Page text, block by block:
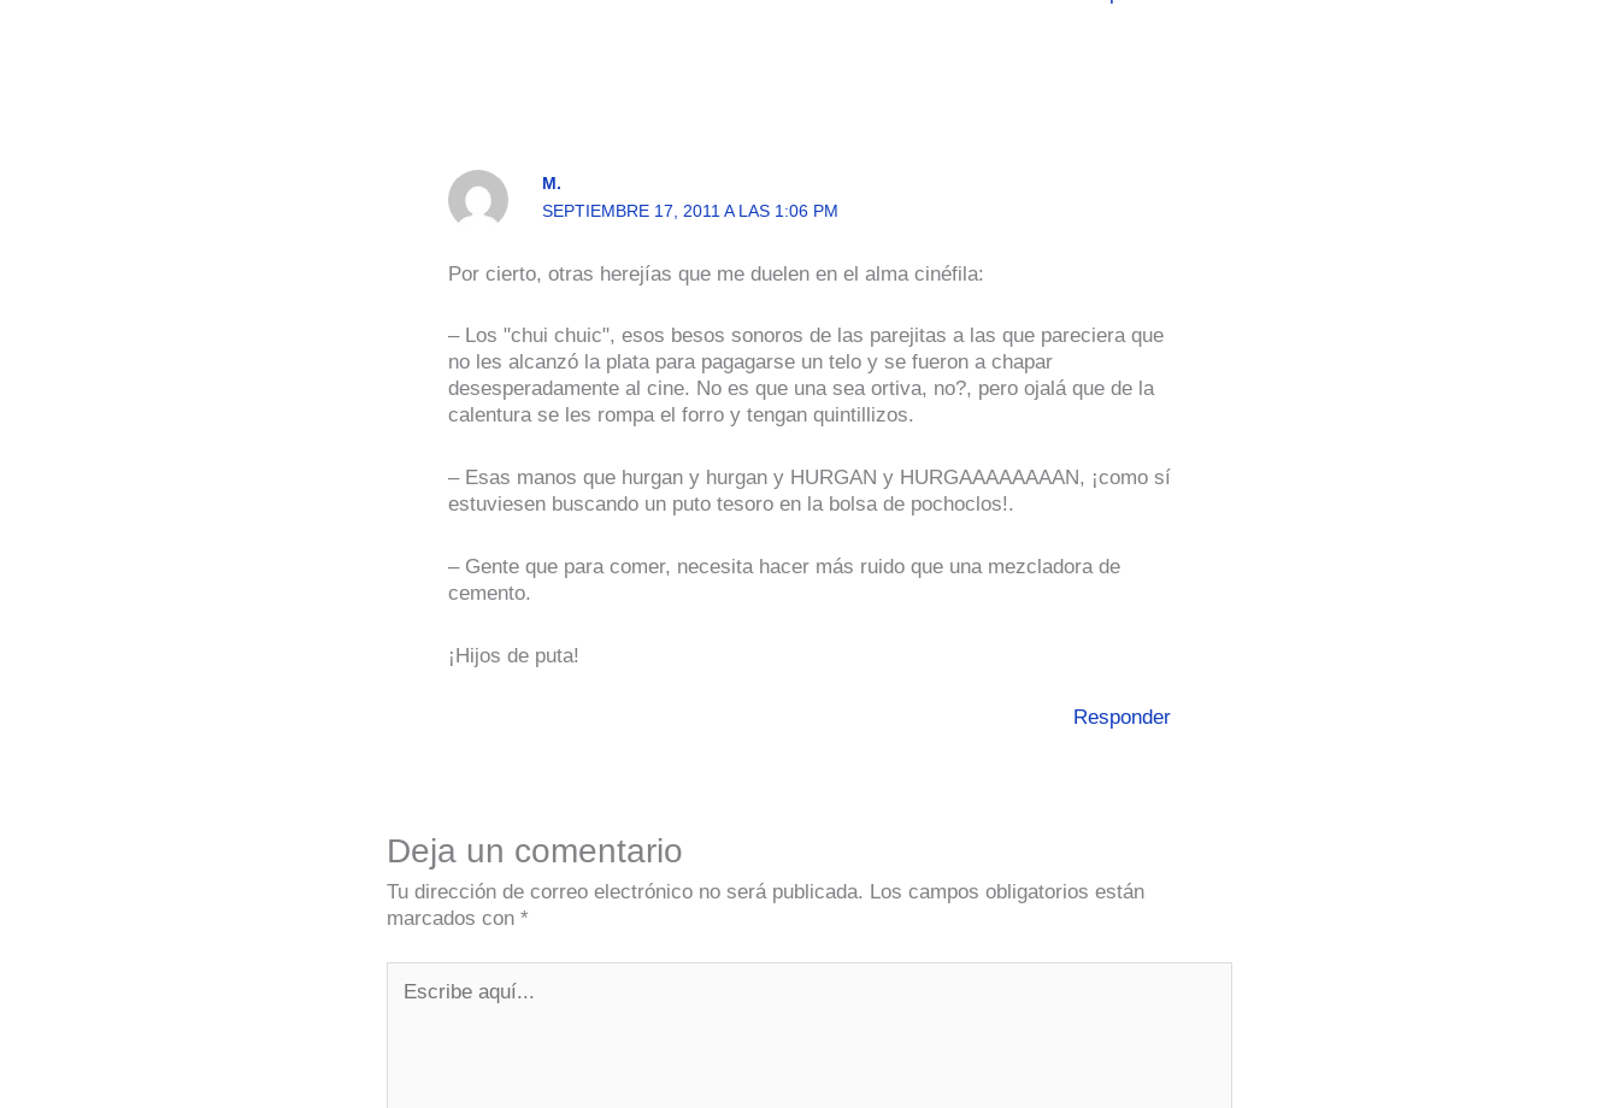
M.
SEPTIEMBRE 17, 2011 A LAS 1:06 PM
Por cierto, otras herejías que me duelen en el alma cinéfila:
– Los "chui chuic", esos besos sonoros de las parejitas a las que pareciera que
no les alcanzó la plata para pagagarse un telo y se fueron a chapar
desesperadamente al cine. No es que una sea ortiva, no?, pero ojalá que de la
calentura se les rompa el forro y tengan quintillizos.
– Esas manos que hurgan y hurgan y HURGAN y HURGAAAAAAAAN, ¡como sí
estuviesen buscando un puto tesoro en la bolsa de pochoclos!.
– Gente que para comer, necesita hacer más ruido que una mezcladora de
cemento.
¡Hijos de puta!
Responder
Deja un comentario
Tu dirección de correo electrónico no será publicada. Los campos obligatorios están
marcados con *
aquí...